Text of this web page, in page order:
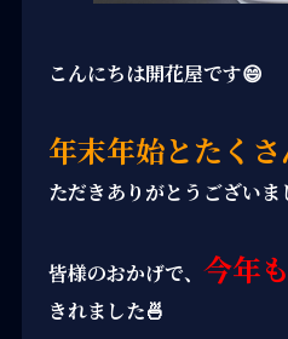
こんにちは開花屋です😄
年末年始とたく
ただきありがとうございま
皆様のおかげで、今年
きれました🍜